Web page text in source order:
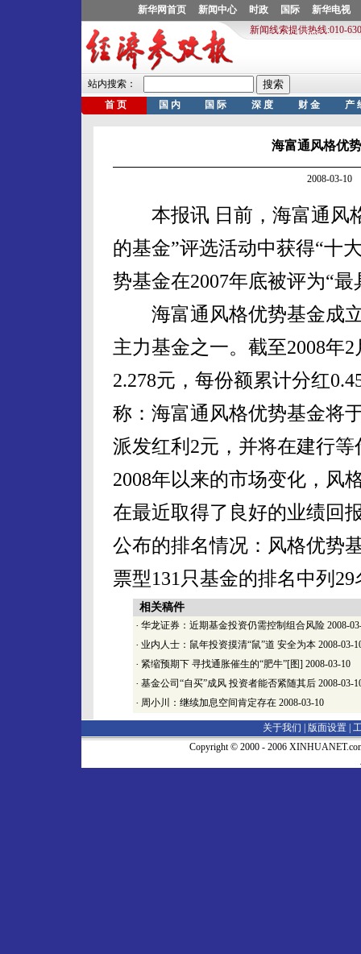
海富通风格优
2008-03-10
本报讯 日前，海富通风格
的基金”评选活动中获得“十
势基金在2007年底被评为“
海富通风格优势基金成立
主力基金之一。截至2008年
2.278元，每份额累计分红
称：海富通风格优势基金将
派发红利2元，并将在建行
2008年以来的市场变化，风
在最近取得了良好的业绩回
公布的排名情况：风格优势
票型131只基金的排名中列29
相关稿件
· 华龙证券：近期基金投资仍需控制组合风险 2008-
· 业内人士：鼠年投资摸清“鼠”道 安全为本 2008-03-
· 紧缩预期下 寻找通胀催生的“肥牛”[图] 2008-03-10
· 基金公司“自买”成风 投资者能否紧随其后 2008-03-
· 周小川：继续加息空间肯定存在 2008-03-10
关于我们 | 版面设置
Copyright © 2000 - 2006